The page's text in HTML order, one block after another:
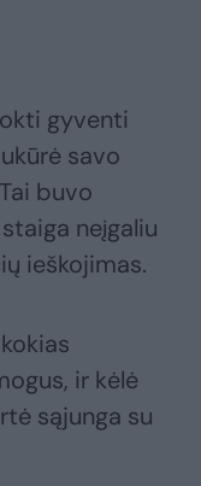
gyventi
savo
buvo
neįgaliu
ieškojimas.
ir kėlė
sąjunga su